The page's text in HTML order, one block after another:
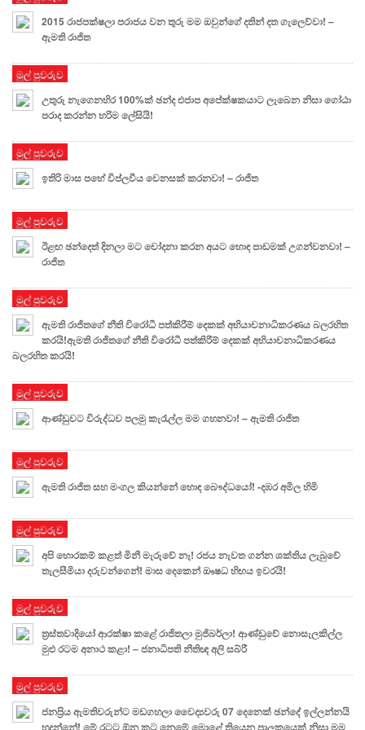
2015 රාජපක්ෂලා පරාජය වන තුරු මම ඔවුන්ගේ දතින් දත ගැලෙව්වා! –
ඇමති රාජිත
මුල් පුවරුව
උතුරු නැගෙනහිර 100%ක් ඡන්ද එජාප අපේක්ෂකයාට ලැබෙන නිසා ගෝඨා
පරාද කරන්න හරිම ලේසියි!
මුල් පුවරුව
ඉතිරි මාස පහේ විප්ලවීය වෙනසක් කරනවා! – රාජිත
මුල් පුවරුව
ඊළඟ ඡන්දෙත් දිනලා මට චෝදනා කරන අයට හොඳ පාඩමක් උගන්වනවා! –
රාජිත
මුල් පුවරුව
ඇමති රාජිතගේ නීති විරෝධී පත්කිරීම් දෙකක් අභියාචනාධිකරණය බලරහිත
කරයි!ඇමති රාජිතගේ නීති විරෝධී පත්කිරීම් දෙකක් අභියාචනාධිකරණය
බලරහිත කරයි!
මුල් පුවරුව
ආණ්ඩුවට විරුද්ධව පලමු කැරැල්ල මම ගහනවා! – ඇමති රාජිත
මුල් පුවරුව
ඇමති රාජිත සහ මංගල කියන්නේ හොඳ බෞද්ධයෝ! -දඹර අමිල හිමි
මුල් පුවරුව
අපි හොරකම් කළත් මිනී මැරුවේ නෑ! රජය නැවත ගන්න ශක්තිය ලැබුවේ
තැලසීමියා දරුවන්ගෙන්! මාස දෙකෙන් ඖෂධ හිඟය ඉවරයි!
මුල් පුවරුව
ත්‍රස්තවාදියෝ ආරක්ෂා කළේ රාජිතලා මුජිබර්ලා! ආණ්ඩුවේ නොසැලකිල්ල
මුළු රටම අනාථ කළා! – ජනාධිපති නීතිඥ අලි සබ්රී
මුල් පුවරුව
ජනප්‍රිය ඇමතිවරුන්ට මඩගහලා වෛද්‍යවරු 07 දෙනෙක් ඡන්දේ ඉල්ලන්නයි
හදන්නේ! මේ රටට ඕන කට නෙමේ මොළේ තියෙන පාලකයෙක් නිසා මම